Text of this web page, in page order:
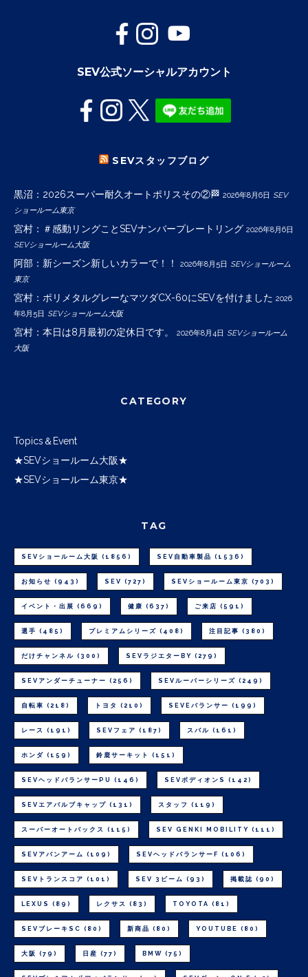
SEV公式ソーシャルアカウント
SEVスタッフブログ
黒沼：2026スーパー耐久オートポリスその②🏁 2026年8月6日 SEV
ショールーム東京
宮村：＃感動リングことSEVナンバープレートリング 2026年8月6日
SEVショールーム大阪
阿部：新シーズン新しいカラーで！！ 2026年8月5日 SEVショールーム
東京
宮村：ポリメタルグレーなマツダCX-60にSEVを付けました 2026
年8月5日 SEVショールーム大阪
宮村：本日は8月最初の定休日です。 2026年8月4日 SEVショールーム
大阪
CATEGORY
Topics＆Event
★SEVショールーム大阪★
★SEVショールーム東京★
TAG
SEVショールーム大阪 (1856) SEV自動車製品 (1536)
お知らせ (943) SEV (727) SEVショールーム東京 (703)
イベント・出展 (669) 健康 (637) ご来店 (591)
選手 (485) プレミアムシリーズ (408) 注目記事 (380)
だけチャンネル (300) SEVラジエターBY (279)
SEVアンダーチューナー (256) SEVルーパーシリーズ (249)
自転車 (218) トヨタ (210) SEVEバランサー (199)
レース (191) SEVフェア (187) スバル (161)
ホンダ (159) 鈴鹿サーキット (151)
SEVヘッドバランサーPU (146) SEVボディオンS (142)
SEVエアバルブキャップ (131) スタッフ (119)
スーパーオートバックス (115) SEV GENKI MOBILITY (111)
SEVアバンアーム (109) SEVヘッドバランサーF (106)
SEVトランスコア (101) SEV 3ビーム (93) 掲載誌 (90)
LEXUS (89) レクサス (83) TOYOTA (81)
SEVブレーキSC (80) 新商品 (80) YOUTUBE (80)
大阪 (79) 日産 (77) BMW (75)